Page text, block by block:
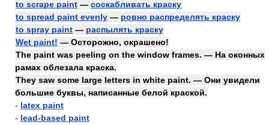
to scrape paint — соскабливать краску
to spread paint evenly — ровно распределять краску
to spray paint — распылять краску
Wet paint! — Осторожно, окрашено!
The paint was peeling on the window frames. — На оконных
рамах облезала краска.
They saw some large letters in white paint. — Они увидели
большие буквы, написанные белой краской.
- latex paint
- lead-based paint